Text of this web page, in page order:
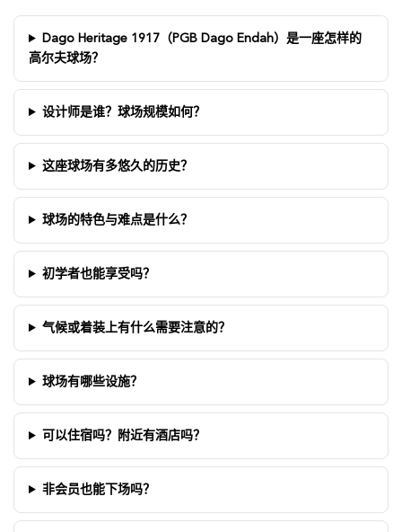
Dago Heritage 1917（PGB Dago Endah）是一座怎样的
高尔夫球场？
设计师是谁？球场规模如何？
这座球场有多悠久的历史？
球场的特色与难点是什么？
初学者也能享受吗？
气候或着装上有什么需要注意的？
球场有哪些设施？
可以住宿吗？附近有酒店吗？
非会员也能下场吗？